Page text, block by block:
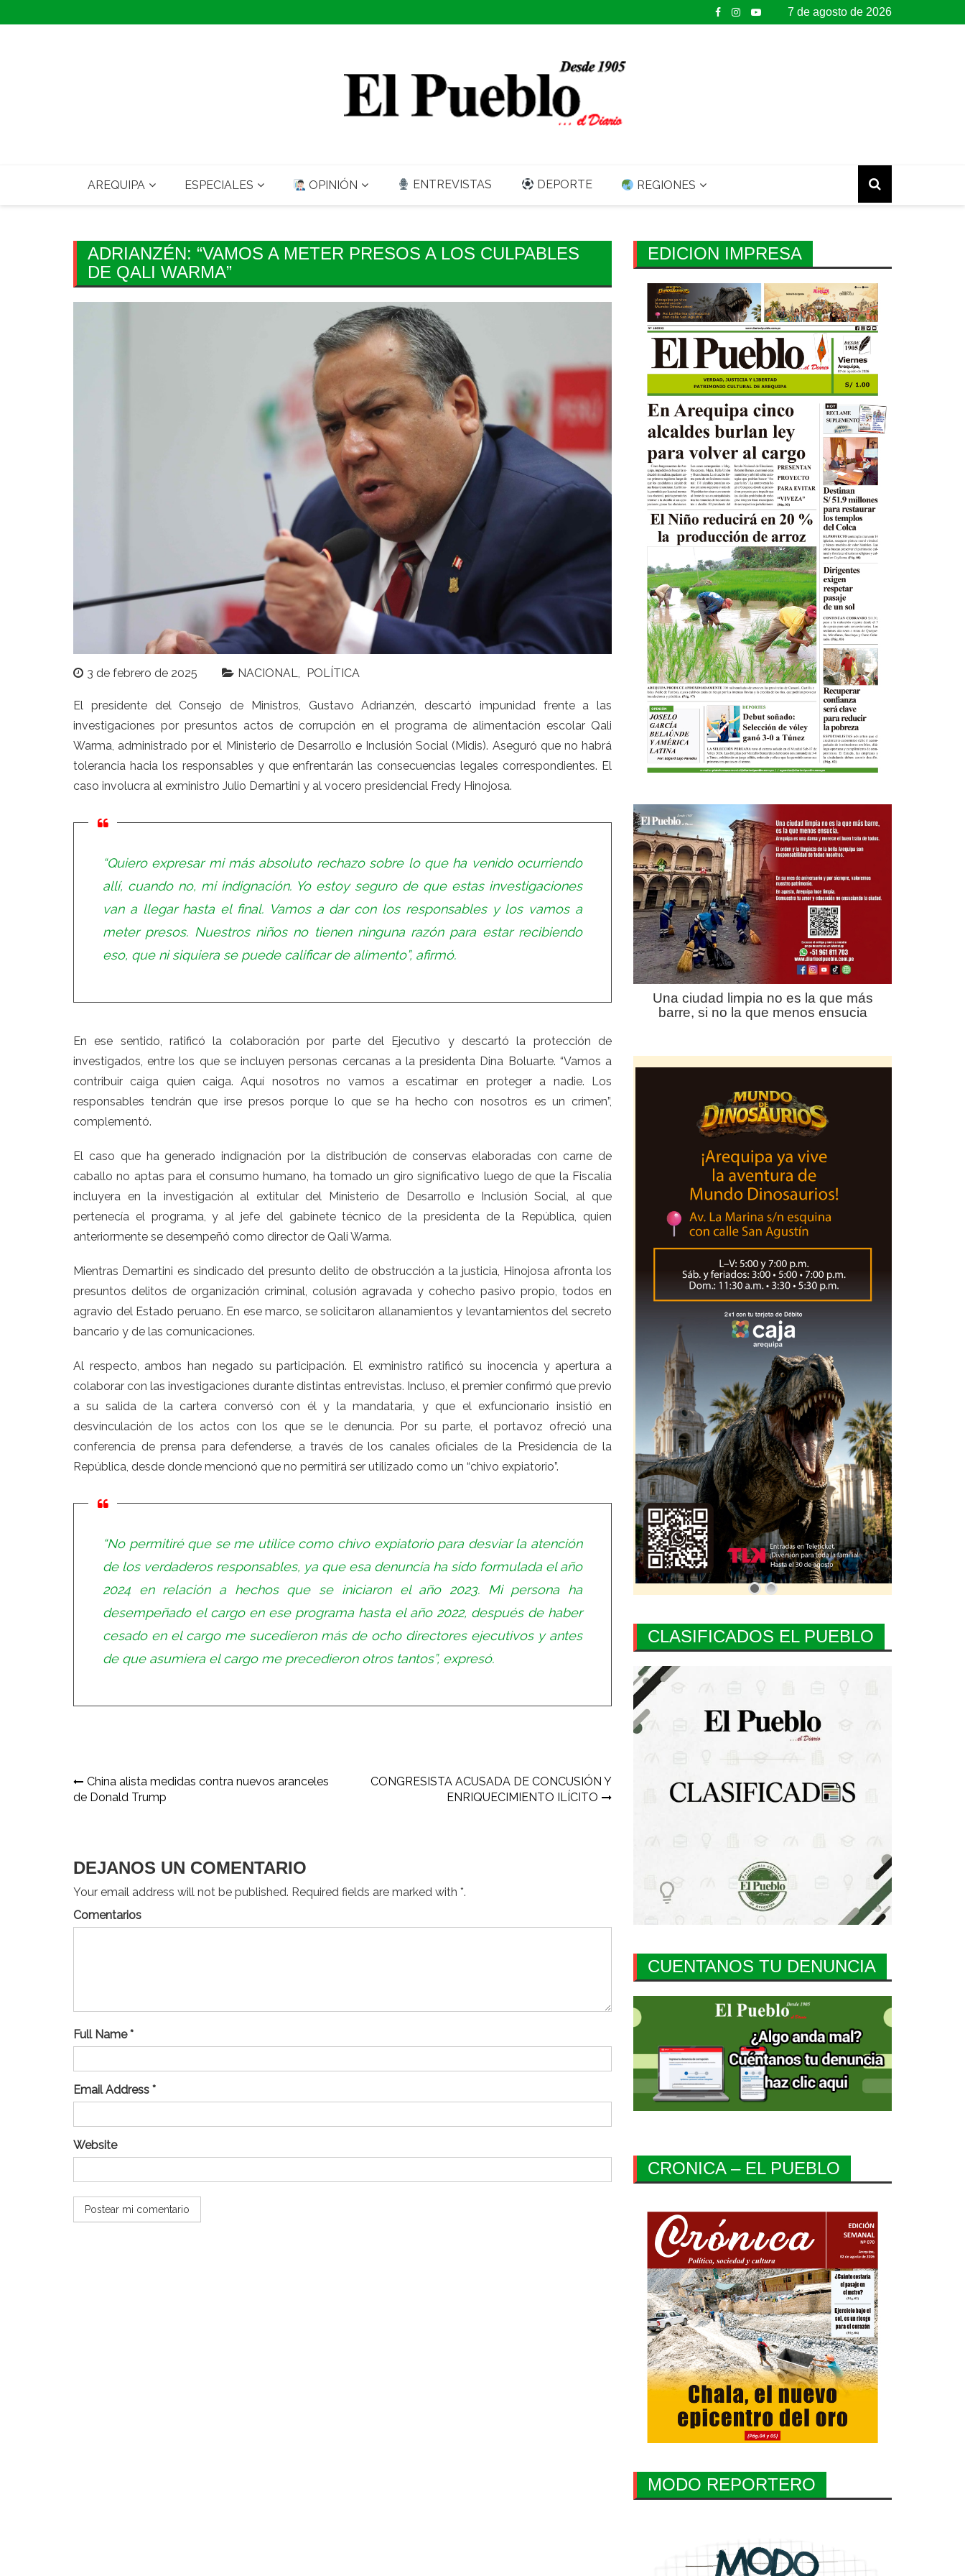
to
7 de agosto de 2026
AREQUIPA ESPECIALES OPINIÓN ENTREVISTAS DEPORTE REGIONES
ADRIANZÉN: “VAMOS A METER PRESOS A LOS CULPABLES
DE QALI WARMA”
3 de febrero de 2025 NACIONAL POLÍTICA
El presidente del Consejo de Ministros, Gustavo Adrianzén, descartó impunidad frente a las
investigaciones por presuntos actos de corrupción en el programa de alimentación escolar Qali
Warma, administrado por el Ministerio de Desarrollo e Inclusión Social (Midis). Aseguró que no habrá
tolerancia hacia los responsables y que enfrentarán las consecuencias legales correspondientes. El
caso involucra al exministro Julio Demartini y al vocero presidencial Fredy Hinojosa.
“Quiero expresar mi más absoluto rechazo sobre lo que ha venido ocurriendo
allí, cuando no, mi indignación. Yo estoy seguro de que estas investigaciones
van a llegar hasta el final. Vamos a dar con los responsables y los vamos a
meter presos. Nuestros niños no tienen ninguna razón para estar recibiendo
eso, que ni siquiera se puede calificar de alimento”, afirmó.
En ese sentido, ratificó la colaboración por parte del Ejecutivo y descartó la protección de
investigados, entre los que se incluyenpersonas cercanas a la presidenta Dina Boluarte. “Vamos a
contribuir caiga quien caiga. Aquí nosotros no vamos a escatimar en proteger a nadie. Los
responsables tendrán que irse presos porque lo que se ha hecho con nosotros es un crimen”,
complementó.
El caso que ha generado indignación por la distribución de conservas elaboradas con carne de
caballo no aptas para el consumo humano, ha tomado un giro significativo luego de que la Fiscalía
incluyera en la investigación al extitular del Ministerio de Desarrollo e Inclusión Social , al que
pertenecía el programa, y al jefe del gabinete técnico de la presidenta de la República, quien
anteriormente se desempeñó como director de Qali Warma.
Mientras Demartini es sindicado del presunto delito de obstrucción a la justicia, Hinojosa afronta los
presuntos delitos de organización criminal, colusión agravada y cohecho pasivo propio, todos en
agravio del Estado peruano. En ese marco, se solicitaron allanamientos y levantamientos del secreto
bancario y de las comunicaciones.
Al respecto, ambos han negado su participación. El exministro ratificó su inocencia y apertura a
colaborar con las investigaciones durante distintas entrevistas. Incluso, el premier confirmó que previo
a su salida de la cartera conversó con él y la mandataria , y que el exfuncionario insistió en
desvinculación de los actos con los que se le denuncia. Por su parte, elportavoz ofreció una
conferencia de prensa para defenderse , a través de los canales oficiales de la Presidencia de la
República, desde donde mencionó que no permitirá ser utilizado como un “chivo expiatorio”.
“No permitiré que se me utilice como chivo expiatorio para desviar la atención
de los verdaderos responsables, ya que esa denuncia ha sido formulada el año
2024 en relación a hechos que se iniciaron el año 2023. Mi persona ha
desempeñado el cargo en ese programa hasta el año 2022, después de haber
cesado en el cargo me sucedieron más de ocho directores ejecutivos y antes
de que asumiera el cargo me precedieron otros tantos”, expresó.
Navegación
de
China alista medidas contra nuevos aranceles
de Donald Trump
CONGRESISTA ACUSADA DE CONCUSIÓN Y
ENRIQUECIMIENTO ILÍCITO
DEJANOS UN COMENTARIO
Your email address will not be published. Required fields are marked with *.
Comentarios
Full Name *
Email Address *
Website
EDICION IMPRESA
Una ciudad limpia no es la que más
barre, si no la que menos ensucia
CLASIFICADOS EL PUEBLO
CUENTANOS TU DENUNCIA
CRONICA – EL PUEBLO
MODO REPORTERO